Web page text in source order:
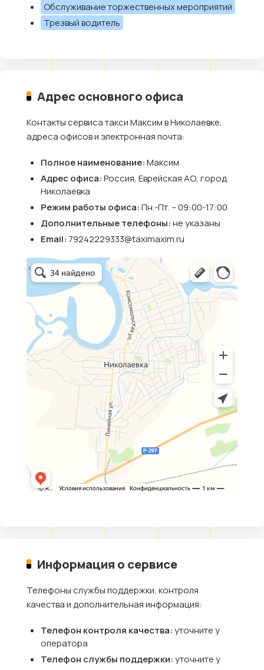
Обслуживание торжественных мероприятий
Трезвый водитель
Адрес основного офиса
Контакты сервиса такси Максим в Николаевке,
адреса офисов и электронная почта:
Полное наименование:Максим
Адрес офиса:Россия, Еврейская АО, город
Николаевка
Режим работы офиса:Пн.-Пт. – 09:00-17:00
Дополнительные телефоны:не указаны
Email: 79242229333@taximaxim.ru
Информация о сервисе
Телефоны службы поддержки, контроля
качества и дополнительная информация:
Телефон контроля качества:уточните у
оператора
Телефон службы поддержки:уточните у